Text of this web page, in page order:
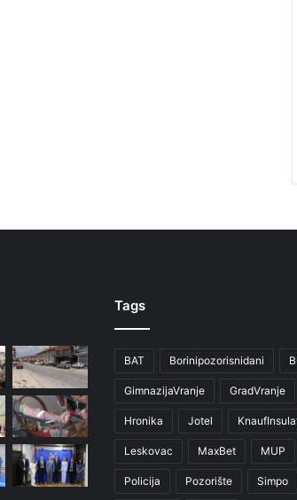
Tags
BAT Borinipozorisnidani
GimnazijaVranje GradVranje
Hronika Jotel
Leskovac MaxBet MUP
Policija Pozorište Simpo